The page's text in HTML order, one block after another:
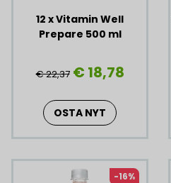
12 x Vitamin Well
Prepare 500 ml
€ 22,37 € 18,78
OSTA NYT
-16%